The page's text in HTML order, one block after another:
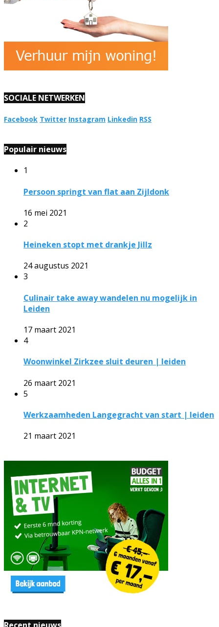
SOCIALE NETWERKEN
Facebook Twitter Instagram Linkedin RSS
Populair nieuws
1
Persoon springt van flat aan Zijldonk
16 mei 2021
2
Heineken stopt met drankje Jillz
24 augustus 2021
3
Culinair take away wandelen nu mogelijk in
Leiden
17 maart 2021
4
Woonwinkel Zirkzee sluit deuren | leiden
26 maart 2021
5
Werkzaamheden Langegracht van start | leiden
21 maart 2021